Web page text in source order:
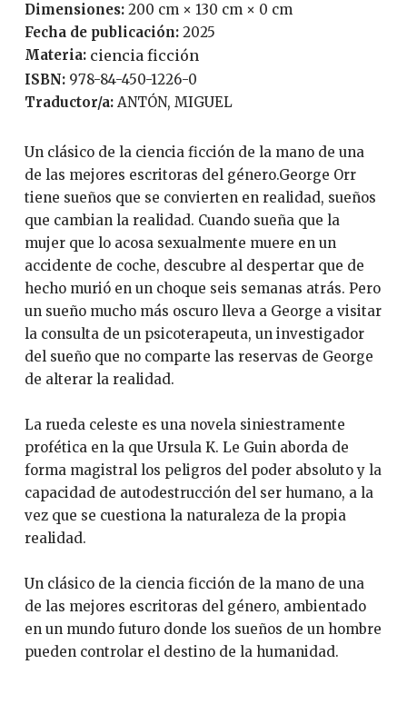
Dimensiones: 200 cm × 130 cm × 0 cm
Fecha de publicación:
2025
Materia: ciencia ficción
ISBN:
978-84-450-1226-0
Traductor/a:
ANTÓN, MIGUEL
Un clásico de la ciencia ficción de la mano de una
de las mejores escritoras del género.George Orr
tiene sueños que se convierten en realidad, sueños
que cambian la realidad. Cuando sueña que la
mujer que lo acosa sexualmente muere en un
accidente de coche, descubre al despertar que de
hecho murió en un choque seis semanas atrás. Pero
un sueño mucho más oscuro lleva a George a visitar
la consulta de un psicoterapeuta, un investigador
del sueño que no comparte las reservas de George
de alterar la realidad.
La rueda celeste es una novela siniestramente
profética en la que Ursula K. Le Guin aborda de
forma magistral los peligros del poder absoluto y la
capacidad de autodestrucción del ser humano, a la
vez que se cuestiona la naturaleza de la propia
realidad.
Un clásico de la ciencia ficción de la mano de una
de las mejores escritoras del género, ambientado
en un mundo futuro donde los sueños de un hombre
pueden controlar el destino de la humanidad.